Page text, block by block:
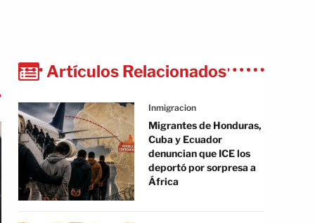
Artículos Relacionados
Inmigracion
Migrantes de Honduras,
Cuba y Ecuador
denuncian que ICE los
deportó por sorpresa a
África